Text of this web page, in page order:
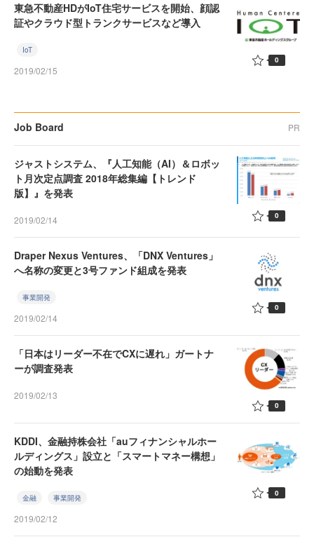
東急不動産HDがIoT住宅サービスを開始、顔認
証やクラウド型トランクサービスなど導入
IoT
2019/02/15
0
Job Board PR
ジャストシステム、『人工知能（AI）＆ロボッ
ト月次定点調査 2018年総集編【トレンド
版】』を発表
2019/02/14 0
Draper Nexus Ventures、「DNX Ventures」
へ名称の変更と3号ファンド組成を発表
事業開発
2019/02/14
0
「日本はリーダー不在でCXに遅れ」ガートナ
ーが調査発表
2019/02/13
0
KDDI、金融持株会社「auフィナンシャルホー
ルディングス」設立と「スマートマネー構想」
の始動を発表
金融 事業開発
2019/02/12
0